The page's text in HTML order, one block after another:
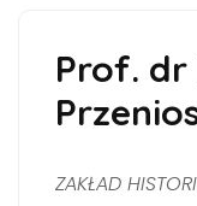
Prof. dr
ZAKŁAD